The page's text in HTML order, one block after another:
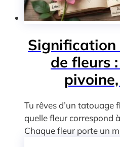
Signification
de fleurs
Tu rêves d’un tatouage
quelle fleur correspond
Chaque fleur porte un